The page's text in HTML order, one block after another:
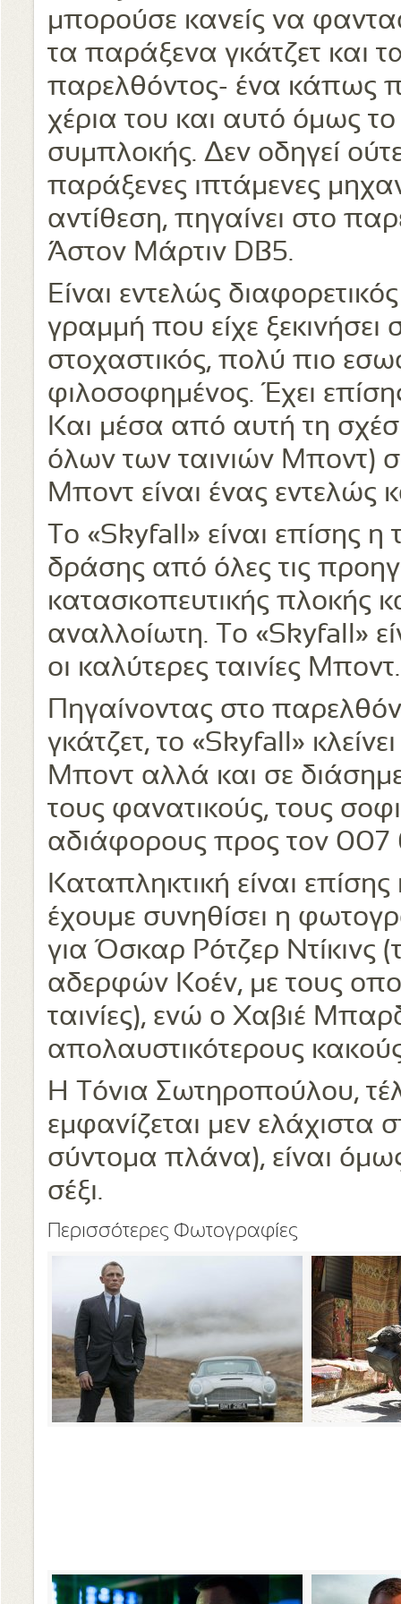
μπορούσε κανείς να
τα παράξενα γκάτζετ και
παρελθόντος- ένα κάπως
χέρια του και αυτό όμως
συμπλοκής. Δεν οδηγεί
παράξενες ιπτάμενες
αντίθεση, πηγαίνει στο
Άστον Μάρτιν DB5.
Είναι εντελώς
γραμμή που είχε ξεκινήσει
στοχαστικός, πολύ πιο
φιλοσοφημένος. Έχει
Και μέσα από αυτή τη
όλων των ταινιών Μποντ)
Μποντ είναι ένας εντελώς
Το «Skyfall» είναι επίσης η
δράσης από όλες τις
κατασκοπευτικής πλοκής
αναλλοίωτη. Το «Skyfall»
οι καλύτερες ταινίες Μποντ.
Πηγαίνοντας στο
γκάτζετ, το «Skyfall»
Μποντ αλλά και σε διάσημες
τους φανατικούς, τους
αδιάφορους προς τον 007
Καταπληκτική είναι
έχουμε συνηθίσει η
για Όσκαρ Ρότζερ Ντίκινς
αδερφών Κοέν, με τους
ταινίες), ενώ ο Χαβιέ
απολαυστικότερους
Η Τόνια Σωτηροπούλου,
εμφανίζεται μεν ελάχιστα
σύντομα πλάνα), είναι
σέξι.
Περισσότερες Φωτογραφίες